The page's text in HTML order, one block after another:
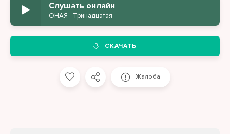
Слушать онлайн
ОНАЯ - Тринадцатая
СКАЧАТЬ
Жалоба